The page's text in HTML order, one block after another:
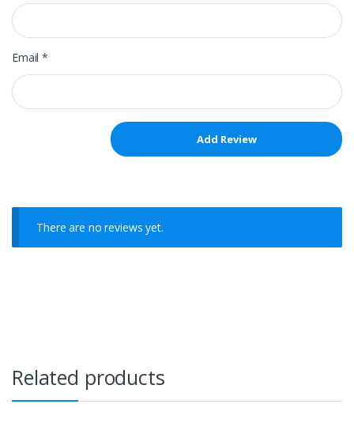
Email*
There are no reviews yet.
Related products